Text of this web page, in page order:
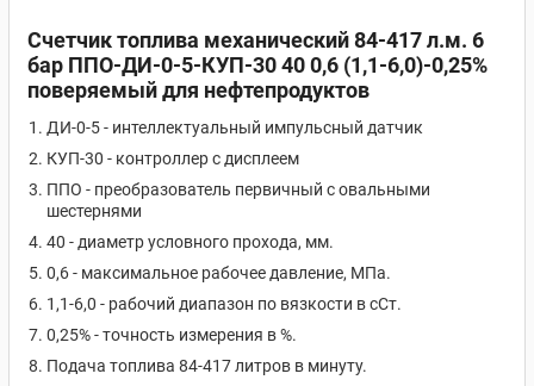
Счетчик топлива механический 84-417 л.м. 6
бар ППО-ДИ-0-5-КУП-30 40 0,6 (1,1-6,0)-0,25%
поверяемый для нефтепродуктов
ДИ-0-5 - интеллектуальный импульсный датчик
КУП-30 - контроллер с дисплеем
ППО - преобразователь первичный с овальными
шестернями
40 - диаметр условного прохода, мм.
0,6 - максимальное рабочее давление, МПа.
1,1-6,0 - рабочий диапазон по вязкости в сСт.
0,25% - точность измерения в %.
Подача топлива 84-417 литров в минуту.